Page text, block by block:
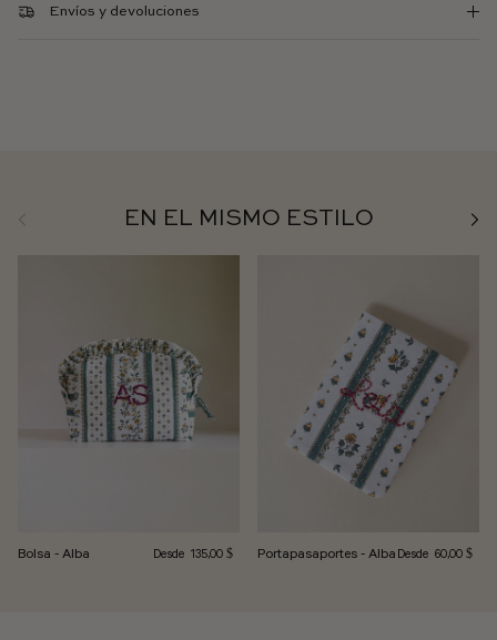
Envíos y devoluciones
EN EL MISMO ESTILO
Bolsa - Alba Precio habitual
Desde 135,00 $ Portapasaportes - Alba Precio habitual
Desde 60,00 $